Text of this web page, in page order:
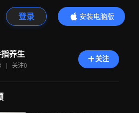
登录
安装电脑版
内容更精彩
养生
| 关注0
关注